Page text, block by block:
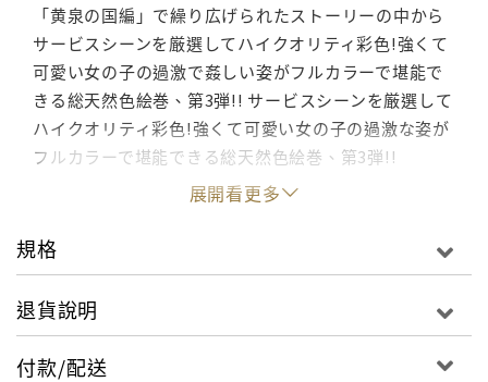
「黄泉の国編」で繰り広げられたストーリーの中から
サービスシーンを厳選してハイクオリティ彩色!強くて
可愛い女の子の過激で姦しい姿がフルカラーで堪能で
きる総天然色絵巻、第3弾!! サービスシーンを厳選して
ハイクオリティ彩色!強くて可愛い女の子の過激な姿が
フルカラーで堪能できる総天然色絵巻、第3弾!!
展開看更多
規格
退貨說明
付款/配送